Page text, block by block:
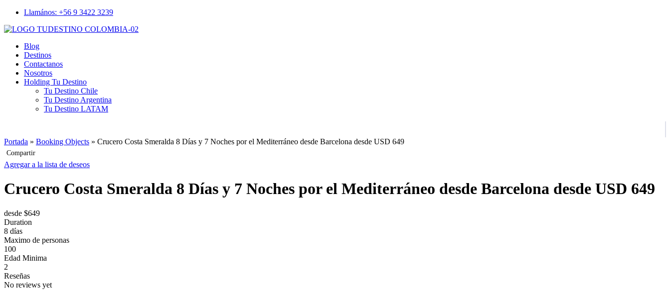
Llamános: +56 9 3422 3239
Blog
Destinos
Contactanos
Nosotros
Holding Tu Destino
Tu Destino Chile
Tu Destino Argentina
Tu Destino LATAM
Portada » Booking Objects » Crucero Costa Smeralda 8 Días y 7 Noches por el Mediterráneo desde Barcelona desde USD 649
Compartir
Agregar a la lista de deseos
Crucero Costa Smeralda 8 Días y 7 Noches por el Mediterráneo desde Barcelona desde USD 649
desde $649
Duration
8 días
Maximo de personas
100
Edad Minima
2
Reseñas
No reviews yet